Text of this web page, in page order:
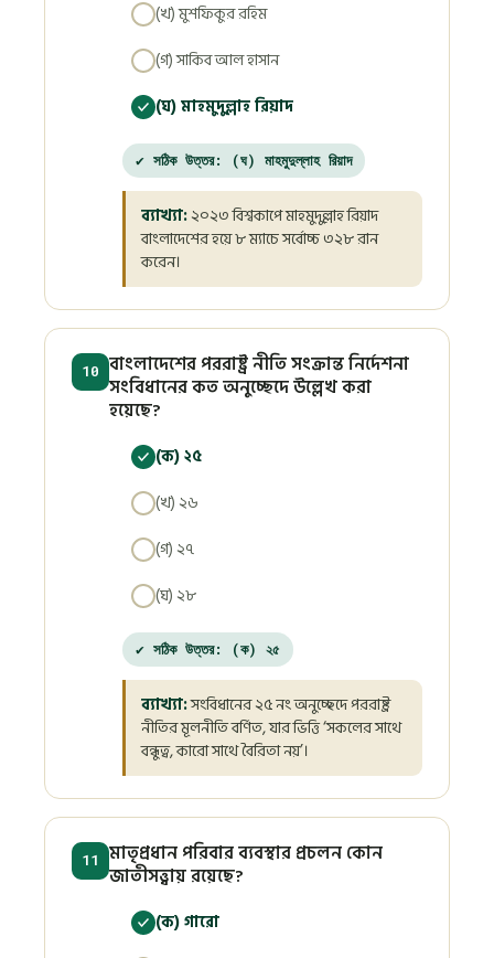
(খ) মুশফিকুর রহিম
(গ) সাকিব আল হাসান
(ঘ) মাহমুদুল্লাহ রিয়াদ
✔ সঠিক উত্তর: (ঘ) মাহমুদুল্লাহ রিয়াদ
ব্যাখ্যা:২০২৩ বিশ্বকাপে মাহমুদুল্লাহ রিয়াদ
বাংলাদেশের হয়ে ৮ ম্যাচে সর্বোচ্চ ৩২৮ রান
করেন।
10 বাংলাদেশের পররাষ্ট্র নীতি সংক্রান্ত নির্দেশনা
সংবিধানের কত অনুচ্ছেদে উল্লেখ করা
হয়েছে?
(ক) ২৫
(খ) ২৬
(গ) ২৭
(ঘ) ২৮
✔ সঠিক উত্তর: (ক) ২৫
ব্যাখ্যা:সংবিধানের ২৫ নং অনুচ্ছেদে পররাষ্ট্র
নীতির মূলনীতি বর্ণিত, যার ভিত্তি ‘সকলের সাথে
বন্ধুত্ব, কারো সাথে বৈরিতা নয়’।
11
মাতৃপ্রধান পরিবার ব্যবস্থার প্রচলন কোন
জাতীসত্ত্বায় রয়েছে?
(ক) গারো